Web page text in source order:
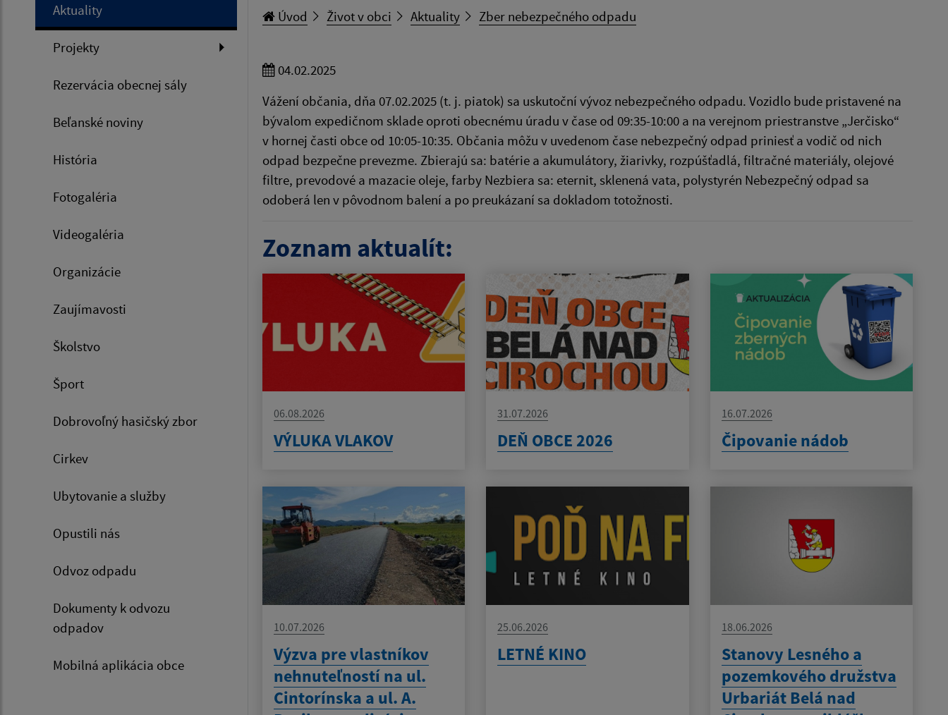
Aktuality
Projekty
Rezervácia obecnej sály
Beľanské noviny
História
Fotogaléria
Videogaléria
Organizácie
Zaujímavosti
Školstvo
Šport
Dobrovoľný hasičský zbor
Cirkev
Ubytovanie a služby
Opustili nás
Odvoz odpadu
Dokumenty k odvozu
odpadov
Mobilná aplikácia obce
Úvod Život v obci Aktuality Zber nebezpečného odpadu
04.02.2025
Vážení občania, dňa 07.02.2025 (t. j. piatok) sa uskutoční vývoz nebezpečného odpadu. Vozidlo bude pristavené na
bývalom expedičnom sklade oproti obecnému úradu v čase od 09:35-10:00 a na verejnom priestranstve „Jerčisko“
v hornej časti obce od 10:05-10:35. Občania môžu v uvedenom čase nebezpečný odpad priniesť a vodič od nich
odpad bezpečne prevezme. Zbierajú sa: batérie a akumulátory, žiarivky, rozpúšťadlá, filtračné materiály, olejové
filtre, prevodové a mazacie oleje, farby Nezbiera sa: eternit, sklenená vata, polystyrén Nebezpečný odpad sa
odoberá len v pôvodnom balení a po preukázaní sa dokladom totožnosti.
Zoznam aktualít:
06.08.2026
VÝLUKA VLAKOV
31.07.2026
DEŇ OBCE 2026
16.07.2026
Čipovanie nádob
10.07.2026
Výzva pre vlastníkov
nehnuteľností na ul.
Cintorínska a ul. A.
25.06.2026
LETNÉ KINO
18.06.2026
Stanovy Lesného a
pozemkového družstva
Urbariát Belá nad